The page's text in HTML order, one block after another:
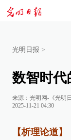
光明日报 >
数智时代
来源： 光明网-《光明日
2025-11-21 04:30
【析理论道】